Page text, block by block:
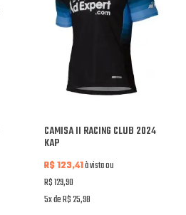
CAMISA II RACING CLUB 2024
KAP
R$ 123,41à vista ou
R$ 129,90
5x de R$ 25,98